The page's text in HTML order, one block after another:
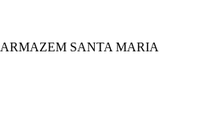
ARMAZEM SANTA MARIA